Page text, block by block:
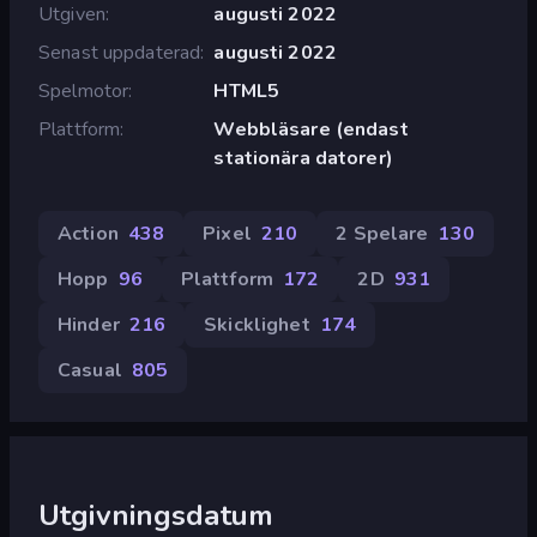
Utgiven
augusti 2022
Senast uppdaterad augusti 2022
Spelmotor
HTML5
Plattform
Webbläsare (endast
stationära datorer)
Action 438 Pixel 210 2 Spelare 130
Hopp 96 Plattform 172 2D 931
Hinder 216 Skicklighet 174
Casual 805
Utgivningsdatum